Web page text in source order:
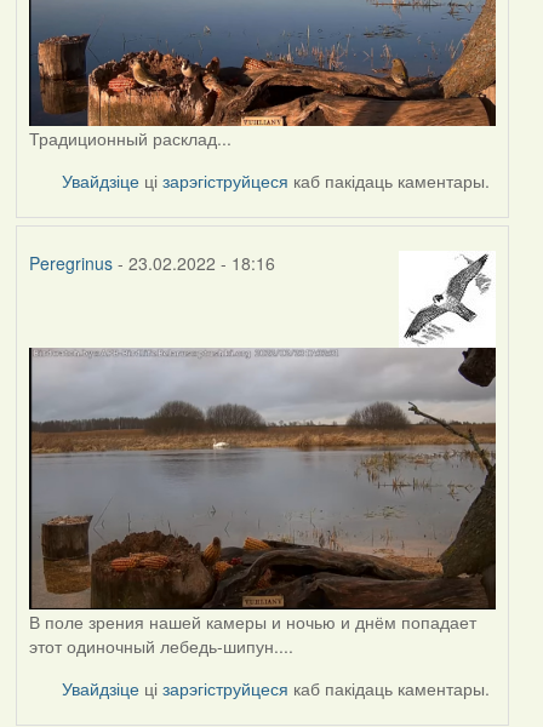
Традиционный расклад...
Увайдзіце цізарэгіструйцеся каб пакідаць каментары.
Peregrinus- 23.02.2022 - 18:16
В поле зрения нашей камеры и ночью и днём попадает
этот одиночный лебедь-шипун....
Увайдзіце цізарэгіструйцеся каб пакідаць каментары.